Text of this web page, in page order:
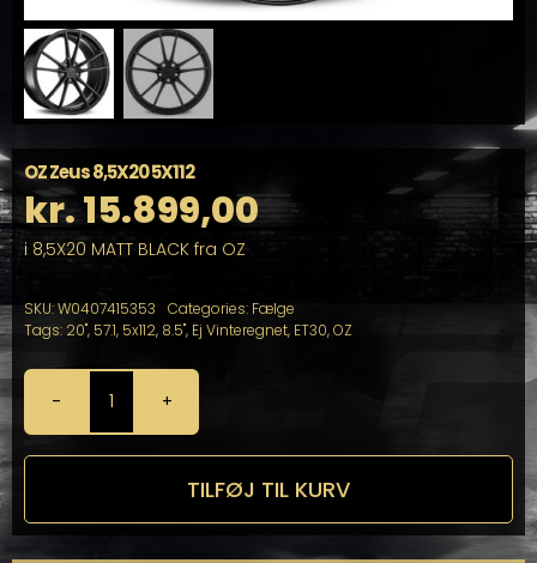
OZ Zeus 8,5X20 5X112
kr.15.899,00
i 8,5X20 MATT BLACK fra OZ
SKU:W0407415353 Categories: Fælge
Tags: 20", 57.1, 5x112, 8.5", Ej Vinteregnet, ET30,OZ
OZ
Zeus
8,5X20
TILFØJ TIL KURV